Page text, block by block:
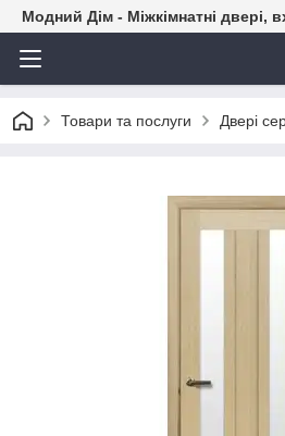
Модний Дім - Міжкімнатні двері,
Товари та послуги Двері